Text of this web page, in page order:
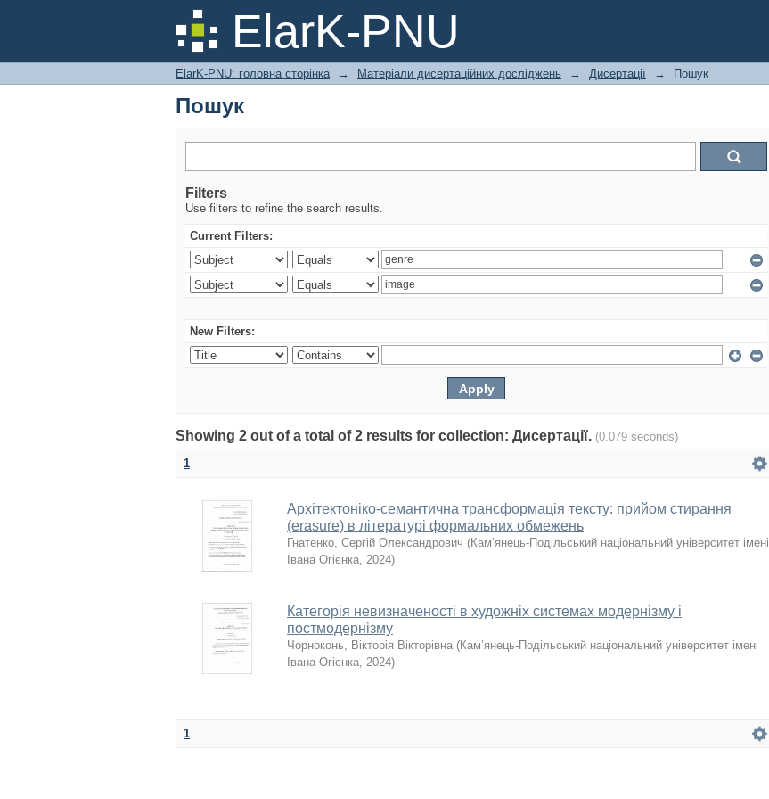
ElarK-PNU
Пошук
ElarK-PNU: головна сторінка → Матеріали дисертаційних досліджень → Дисертації → Пошук
Пошук
Filters
Use filters to refine the search results.
Current Filters:
New Filters:
Showing 2 out of a total of 2 results for collection: Дисертації. (0.079 seconds)
1
Архітектоніко-семантична трансформація тексту: прийом стирання
(erasure) в літературі формальних обмежень
Гнатенко, Сергій Олександрович (Кам’янець-Подільський національний університет імені
Івана Огієнка, 2024)
Категорія невизначеності в художніх системах модернізму і
постмодернізму
Чорноконь, Вікторія Вікторівна (Кам’янець-Подільський національний університет імені
Івана Огієнка, 2024)
1